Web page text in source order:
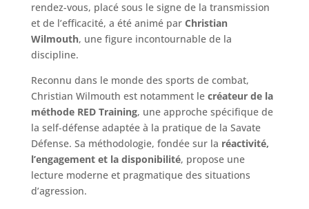
rendez-vous, placé sous le signe de la transmission
et de l’efficacité, a été animé par Christian
Wilmouth, une figure incontournable de la
discipline.
Reconnu dans le monde des sports de combat,
Christian Wilmouth est notamment le créateur de la
méthode RED Training, une approche spécifique de
la self-défense adaptée à la pratique de la Savate
Défense. Sa méthodologie, fondée sur la réactivité,
l’engagement et la disponibilité, propose une
lecture moderne et pragmatique des situations
d’agression.